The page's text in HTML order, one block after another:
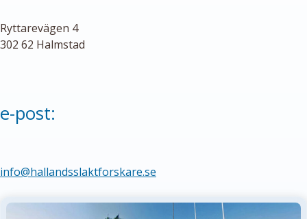
Ryttarevägen 4
302 62 Halmstad
e-post:
info@hallandsslaktforskare.se